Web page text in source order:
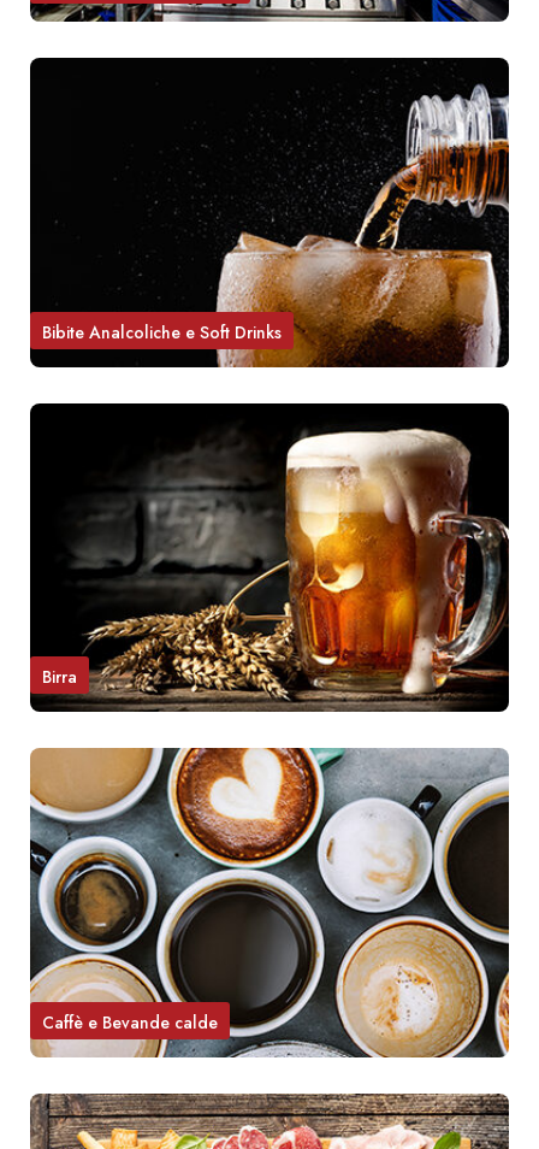
Bibite Analcoliche e Soft Drinks
Birra
Caffè e Bevande calde